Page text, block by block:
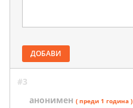
ДОБАВИ
#3
анонимен ( преди 1 година )